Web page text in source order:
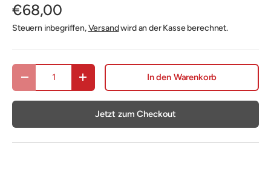
€68,00
Steuern inbegriffen,Versandwird an der Kasse berechnet.
Anzahl
Menge verringernMenge erhöhen In den Warenkorb
Jetzt zum Checkout